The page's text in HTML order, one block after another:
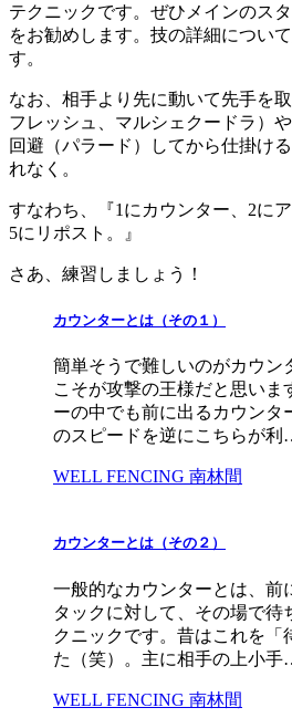
テクニックです。ぜひメインのス
をお勧めします。技の詳細につい
す。
なお、相手より先に動いて先手を
フレッシュ、マルシェクードラ）
回避（パラード）してから仕掛け
れなく。
すなわち、『1にカウンター、2に
5にリポスト。』
さあ、練習しましょう！
カウンターとは（その１）
簡単そうで難しいのがカウン
こそが攻撃の王様だと思いま
ーの中でも前に出るカウンタ
のスピードを逆にこちらが
WELL FENCING 南林間
カウンターとは（その２）
一般的なカウンターとは、前
タックに対して、その場で待
クニックです。昔はこれを「
た（笑）。主に相手の上小
WELL FENCING 南林間